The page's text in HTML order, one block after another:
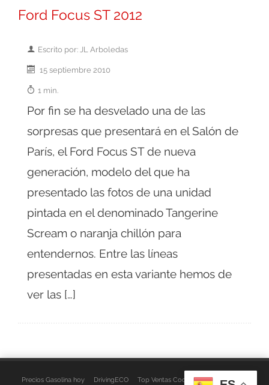
Ford Focus ST 2012
Escrito por: JL Arboledas
15 septiembre 2010
1 min.
Por fin se ha desvelado una de las
sorpresas que presentará en el Salón de
París, el Ford Focus ST de nueva
generación, modelo del que ha
presentado las fotos de una unidad
pintada en el denominado Tangerine
Scream o naranja chillón para
entendernos. Entre las líneas
presentadas en esta variante hemos de
ver las […]
Precios Gasolina hoy DrivingECO Top Ventas Coches EspacioFurgo